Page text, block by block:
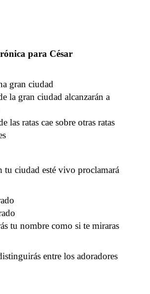
para César
gran ciudad
la gran ciudad alcanzarán a
las ratas cae sobre otras ratas
tu ciudad esté vivo proclamará
tu nombre como si te miraras
entre los adoradores